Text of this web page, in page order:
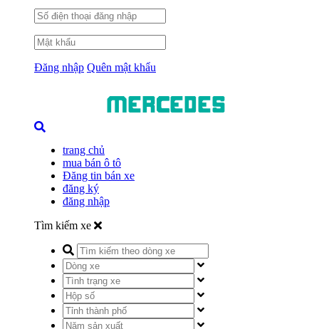
Đăng nhập Quên mật khẩu
trang chủ
mua bán ô tô
Đăng tin bán xe
đăng ký
đăng nhập
Tìm kiếm xe